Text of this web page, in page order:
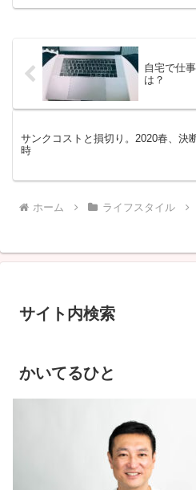
自宅で仕
は？
サンクコストと損切り。2020春、決
時
ホーム ライフスタイル
サイト内検索
かいてるひと